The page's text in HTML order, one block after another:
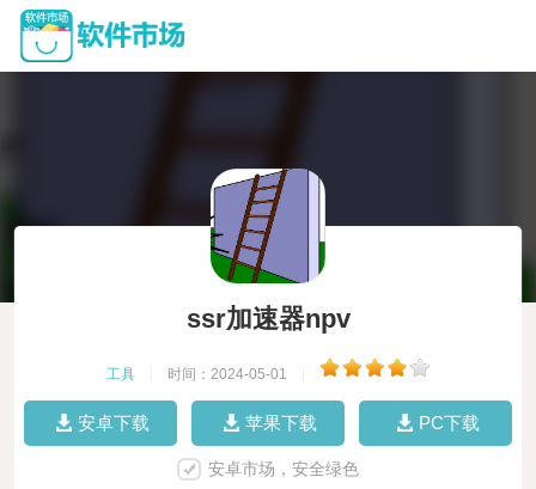
ssr加速器npv
工具 时间：2024-05-01
安卓下载 苹果下载 PC下载
安卓市场，安全绿色